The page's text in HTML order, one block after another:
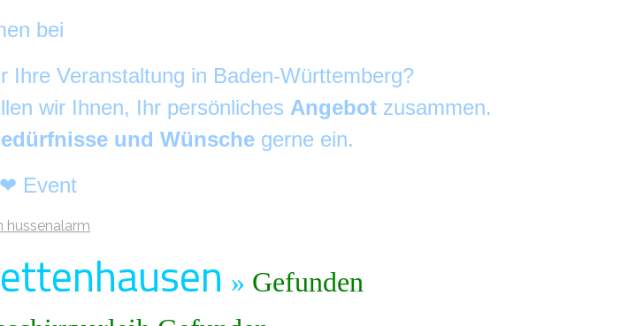
bei
Ihre Veranstaltung in Baden-Württemberg?
wir Ihnen, Ihr persönliches Angebot zusammen.
und Wünsche gerne ein.
Event
» Gefunden